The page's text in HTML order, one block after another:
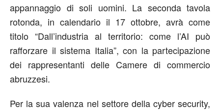
appannaggio di soli uomini. La seconda tavola
rotonda, in calendario il 17 ottobre, avrà come
titolo “Dall’industria al territorio: come l’AI può
rafforzare il sistema Italia”, con la partecipazione
dei rappresentanti delle Camere di commercio
abruzzesi.
Per la sua valenza nel settore della cyber security,